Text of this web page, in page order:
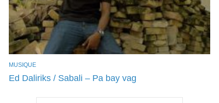
SE CONNECTER
MUSIQUE
Ed Daliriks / Sabali – Pa bay vag